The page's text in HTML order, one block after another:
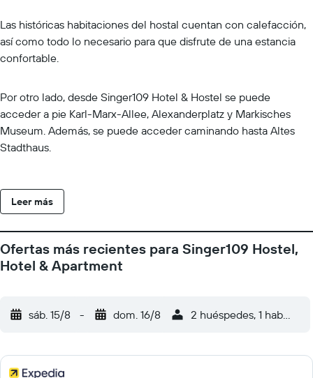
Las históricas habitaciones del hostal cuentan con calefacción,
así como todo lo necesario para que disfrute de una estancia
confortable.
Por otro lado, desde Singer109 Hotel & Hostel se puede
acceder a pie Karl-Marx-Allee, Alexanderplatz y Markisches
Museum. Además, se puede acceder caminando hasta Altes
Stadthaus.
Leer más
Ofertas más recientes para Singer109 Hostel,
Hotel & Apartment
sáb. 15/8 - dom. 16/8 2 huéspedes, 1